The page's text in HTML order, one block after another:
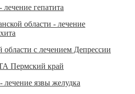
гепатита
области - лечение
области с лечением Депрессии
край
лечение язвы желудка